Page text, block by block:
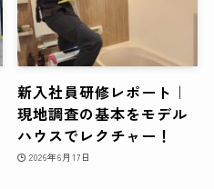
新入社員研修レポート｜
現地調査の基本をモデル
ハウスでレクチャー！
2026年6月17日